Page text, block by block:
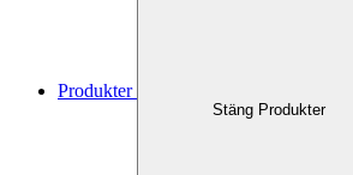
Produkter
Stäng Produkter